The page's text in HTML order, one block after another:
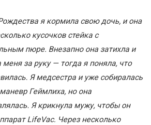
я кормила свою дочь, и она
кусочков стейка с
пюре. Внезапно она затихла и
меня за руку — тогда я поняла, что
Я медсестра и уже собиралась
Геймлиха, но она
Я крикнула мужу, чтобы он
LifeVac. Через несколько